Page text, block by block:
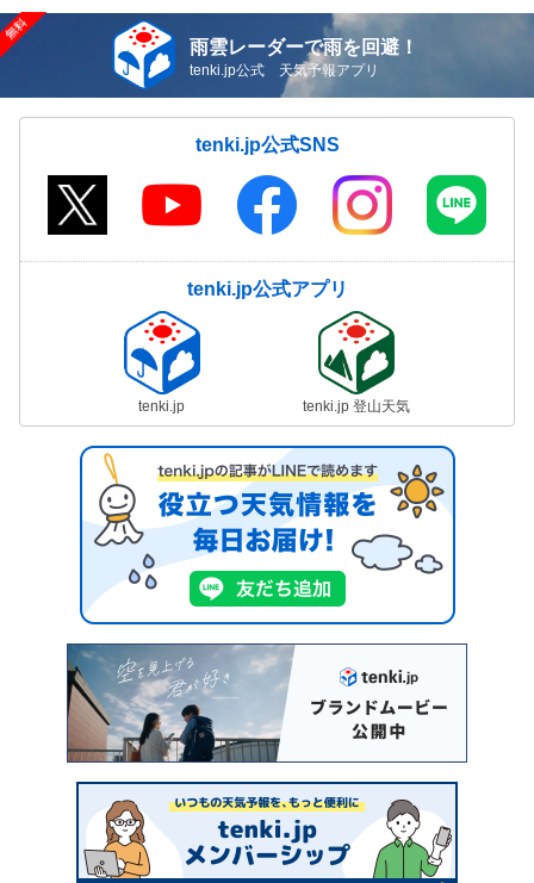
雨雲レーダーで雨を回避！
tenki.jp公式 天気予報アプリ
tenki.jp公式SNS
tenki.jp公式アプリ
tenki.jp tenki.jp 登山天気